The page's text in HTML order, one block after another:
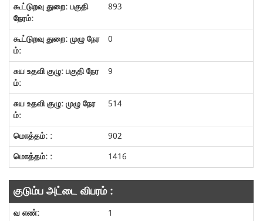
893
0
9
514
902
1416
குடும்ப அட்டை விபரம் :
1